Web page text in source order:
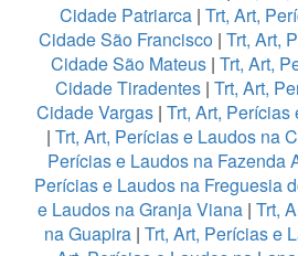
Cidade Patriarca | Trt, Art,
Cidade São Francisco | Trt, Art,
Cidade São Mateus| Trt, Art,
Cidade Tiradentes | Trt, Art,
Cidade Vargas | Trt, Art,
| Trt, Art, Perícias e Laudos na
Perícias e Laudos na Fazenda
Perícias e Laudos na Freguesia
e Laudos na Granja Viana | Trt,
na Guapira| Trt, Art, Perícias e